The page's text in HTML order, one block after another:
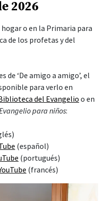
2026
o en la Primaria para
de los profetas y del
‘De amigo a amigo’, el
para verlo en
del Evangelioo en
para niños:
(español)
(portugués)
(francés)